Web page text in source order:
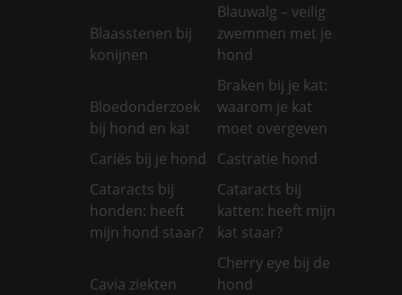
Blaasstenen bij
konijnen
Blauwalg – veilig
zwemmen met je
hond
Bloedonderzoek
bij hond en kat
Braken bij je kat:
waarom je kat
moet overgeven
Cariës bij je hond
Castratie hond
Cataracts bij
honden: heeft
mijn hond staar?
Cataracts bij
katten: heeft mijn
kat staar?
Cavia ziekten
Cherry eye bij de
hond